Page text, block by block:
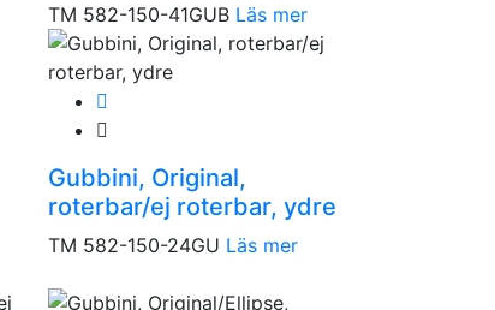
TM 582-150-41GUB Läs mer
Gubbini, Original,
roterbar/ej roterbar, ydre
TM 582-150-24GU Läs mer